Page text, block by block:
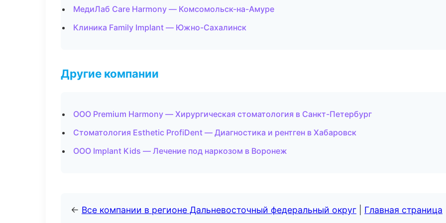
МедиЛаб Care Harmony — Комсомольск-на-Амуре
Клиника Family Implant — Южно-Сахалинск
Другие компании
ООО Premium Harmony — Хирургическая стоматология в Санкт-Петербург
Стоматология Esthetic ProfiDent — Диагностика и рентген в Хабаровск
ООО Implant Kids — Лечение под наркозом в Воронеж
← Все компании в регионе Дальневосточный федеральный округ Главная страница